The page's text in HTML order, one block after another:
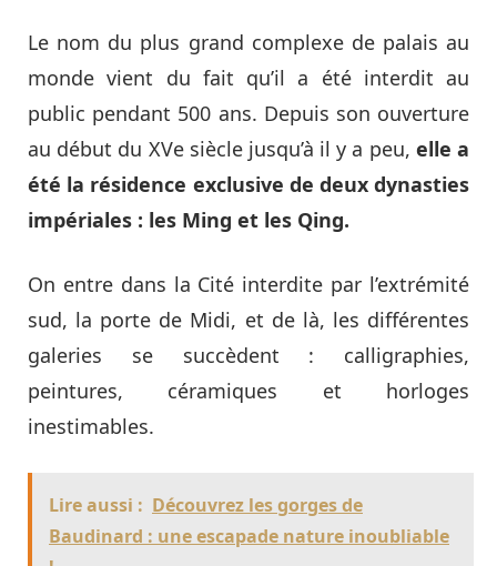
Le nom du plus grand complexe de palais au
monde vient du fait qu’il a été interdit au
public pendant 500 ans. Depuis son ouverture
au début du XVe siècle jusqu’à il y a peu, elle a
été la résidence exclusive de deux dynasties
impériales : les Ming et les Qing.
On entre dans la Cité interdite par l’extrémité
sud, la porte de Midi, et de là, les différentes
galeries se succèdent : calligraphies,
peintures, céramiques et horloges
inestimables.
Lire aussi : Découvrez les gorges de
Baudinard : une escapade nature inoubliable